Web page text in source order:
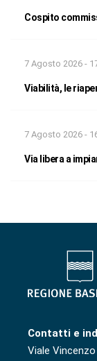
Cospito
7 Agosto 2026 -
Viabilità, le
7 Agosto 2026 -
Via libera a
Contatti e
Viale